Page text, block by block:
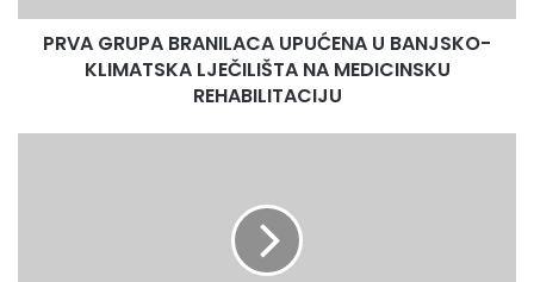
-Dužina lijevog i dužina desnog paraoška,
Trofeju se potom dodaju ili oduzimaju bodovi po osnovu:
NA
MEDICINSKU
REHABILITACIJU
PRVA GRUPA BRANILACA UPUĆENA U BANJSKO-
KLIMATSKA LJEČILIŠTA NA MEDICINSKU
REHABILITACIJU